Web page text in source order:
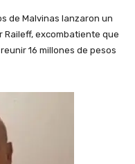
de Malvinas lanzaron un
Raileff, excombatiente que
16 millones de pesos